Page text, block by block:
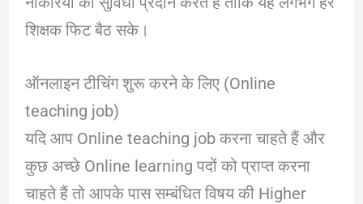
शिक्षक फिट बैठ सके।
ऑनलाइन टीचिंग शुरू करने के लिए (Online
teaching job)
यदि आप Online teaching job करना चाहते हैं और
कुछ अच्छे Online learning पदों को प्राप्त करना
चाहते हैं तो आपके पास सम्बंधित विषय की Higher